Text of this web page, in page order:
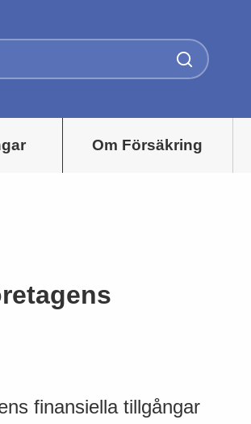
Om Försäkring
finansiella tillgångar